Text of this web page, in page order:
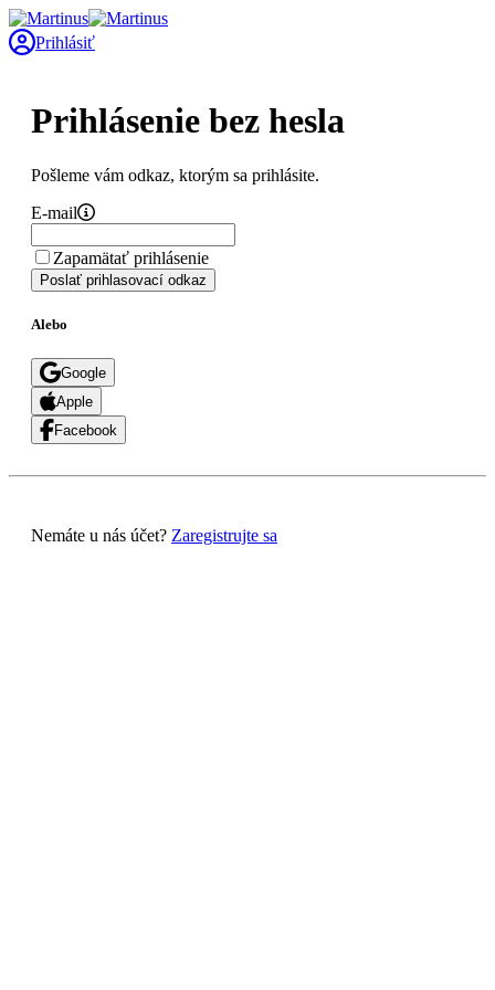
Prihlásiť
Prihlásenie bez hesla
Pošleme vám odkaz, ktorým sa prihlásite.
E-mail
Zapamätať prihlásenie
Poslať prihlasovací odkaz
Alebo
Google
Apple
Facebook
Nemáte u nás účet? Zaregistrujte sa